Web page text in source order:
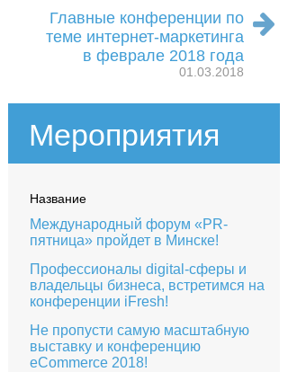
Главные конференции по
теме интернет-маркетинга
в феврале 2018 года
01.03.2018
Мероприятия
Название
Международный форум «PR-
пятница» пройдет в Минске!
Профессионалы digital-сферы и
владельцы бизнеса, встретимся на
конференции iFresh!
Не пропусти самую масштабную
выставку и конференцию
eCommerce 2018!